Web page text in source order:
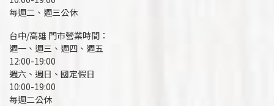
每週二、週三公休
台中/高雄 門市營業時間：
週一、週三、週四、週五
12:00-19:00
週六、週日、國定假日
10:00-19:00
每週二公休